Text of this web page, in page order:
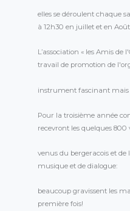
elles se déroulent chaque
à 12h30 en juillet et en
L’association « les Amis de
travail de promotion de
instrument fascinant mais
Pour la troisième année
recevront les quelques 800
venus du bergeracois et
musique et de dialogue:
beaucoup gravissent les
première fois!